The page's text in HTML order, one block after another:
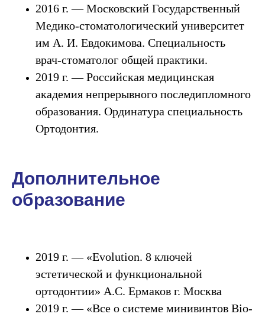
2016 г. — Московский Государственный
Медико-стоматологический университет
им А. И. Евдокимова. Специальность
врач-стоматолог общей практики.
2019 г. — Российская медицинская
академия непрерывного последипломного
образования. Ординатура специальность
Ортодонтия.
Дополнительное
образование
2019 г. — «Evolution. 8 ключей
эстетической и функциональной
ортодонтии» А.С. Ермаков г. Москва
2019 г. — «Все о системе минивинтов Bio-